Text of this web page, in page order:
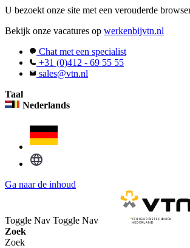
U bezoekt onze site met een verouderde
Bekijk onze vacatures op werkenbijvtn.nl
Chat met een specialist
+31 (0)412 - 69 55 55
sales@vtn.nl
Taal
Nederlands
Ga naar de inhoud
Toggle Nav Toggle Nav
Zoek
Zoek